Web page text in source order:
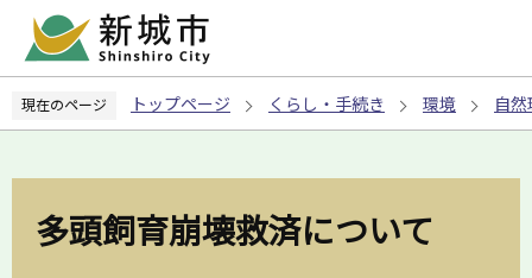
ペ
の
現在のページ トップページ くらし・手続き 環境 自
多頭飼育崩壊救済について